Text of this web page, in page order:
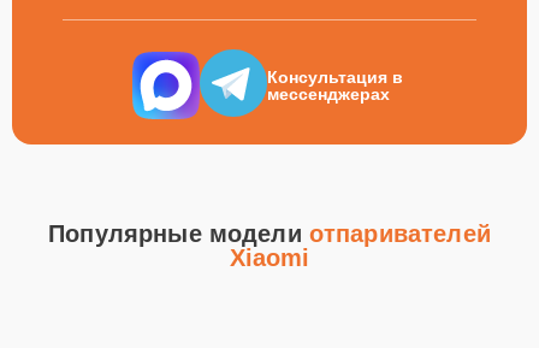
Консультация в
мессенджерах
Популярные модели отпаривателей
Xiaomi